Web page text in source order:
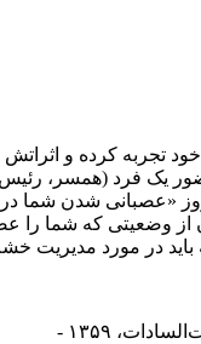
تجربه کرده و
یک فرد (همسر،
«عصبانی شدن شما
وضعیتی که شما را
باید در مورد مدیریت
‏‫۱۳۵۹ -‏‬